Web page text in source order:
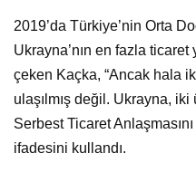
2019’da Türkiye’nin Orta
Ukrayna’nın en fazla
çeken Kaçka, “Ancak hala
ulaşılmış değil. Ukrayna, iki
Serbest Ticaret
ifadesini kullandı.